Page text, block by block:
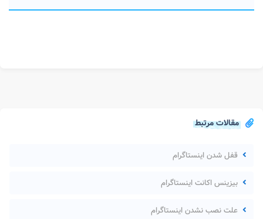
مقالات مرتبط
قفل شدن اینستاگرام
بیزینس اکانت اینستاگرام
علت نصب نشدن اینستاگرام